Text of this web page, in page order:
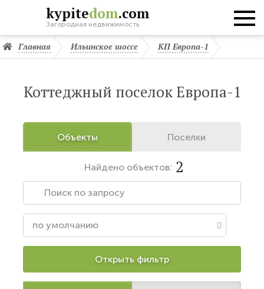
kypitedom.com
Загородная недвижимость
Главная Ильинское шоссе КП Европа-1
Коттеджный поселок Европа-1
Объекты Поселки
Найденообъектов: 2
Открыть фильтр